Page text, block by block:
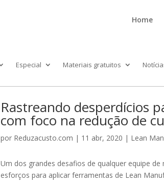
Home
Especial Materiais gratuitos
Rastreando desperdícios
com foco na redução de
por Reduzacusto.com | 11 abr, 2020 | Lean
Um dos grandes desafios de qualquer equipe
esforços para aplicar ferramentas de Lean